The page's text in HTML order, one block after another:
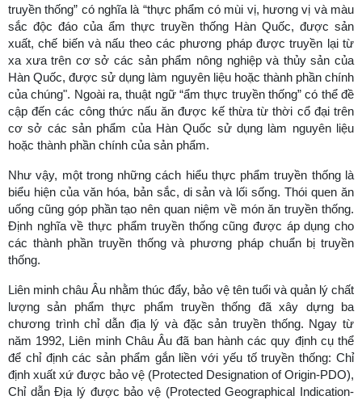
truyền thống” có nghĩa là “thực phẩm có mùi vị, hương vị và màu
sắc độc đáo của ẩm thực truyền thống Hàn Quốc, được sản
xuất, chế biến và nấu theo các phương pháp được truyền lại từ
xa xưa trên cơ sở các sản phẩm nông nghiệp và thủy sản của
Hàn Quốc, được sử dụng làm nguyên liệu hoặc thành phần chính
của chúng". Ngoài ra, thuật ngữ “ẩm thực truyền thống” có thể đề
cập đến các công thức nấu ăn được kế thừa từ thời cổ đại trên
cơ sở các sản phẩm của Hàn Quốc sử dụng làm nguyên liệu
hoặc thành phần chính của sản phẩm.
Như vậy, một trong những cách hiểu thực phẩm truyền thống là
biểu hiện của văn hóa, bản sắc, di sản và lối sống. Thói quen ăn
uống cũng góp phần tạo nên quan niệm về món ăn truyền thống.
Định nghĩa về thực phẩm truyền thống cũng được áp dụng cho
các thành phần truyền thống và phương pháp chuẩn bị truyền
thống.
Liên minh châu Âu nhằm thúc đẩy, bảo vệ tên tuổi và quản lý chất
lượng sản phẩm thực phẩm truyền thống đã xây dựng ba
chương trình chỉ dẫn địa lý và đặc sản truyền thống. Ngay từ
năm 1992, Liên minh Châu Âu đã ban hành các quy định cụ thể
để chỉ định các sản phẩm gắn liền với yếu tố truyền thống: Chỉ
định xuất xứ được bảo vệ (Protected Designation of Origin-PDO),
Chỉ dẫn Địa lý được bảo vệ (Protected Geographical Indication-